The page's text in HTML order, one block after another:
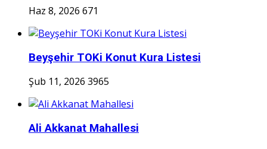
Haz 8, 2026 671
Beyşehir TOKi Konut Kura Listesi
Şub 11, 2026 3965
Ali Akkanat Mahallesi